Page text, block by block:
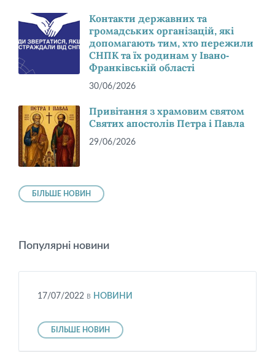
Контакти державних та
громадських організацій, які
допомагають тим, хто пережили
СНПК та їх родинам у Івано-
Франківській області
30/06/2026
Привітання з храмовим святом
Святих апостолів Петра і Павла
29/06/2026
БІЛЬШЕ НОВИН
Популярні новини
17/07/2022 в НОВИНИ
БІЛЬШЕ НОВИН